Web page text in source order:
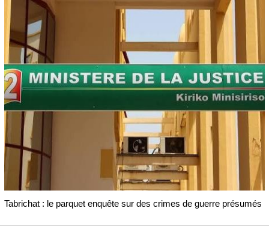
Tabrichat : le parquet enquête sur des crimes de guerre présumés